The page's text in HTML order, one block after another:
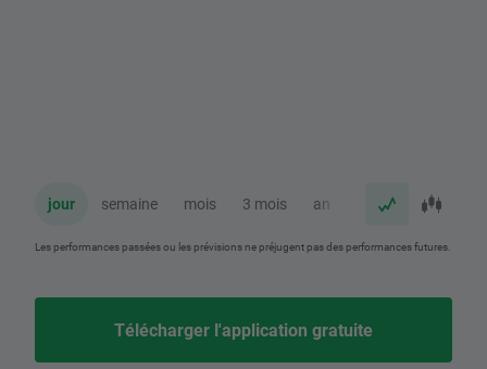
jour semaine mois 3 mois an
Les performances passées ou les prévisions ne préjugent pas des performances futures.
Télécharger l'application gratuite